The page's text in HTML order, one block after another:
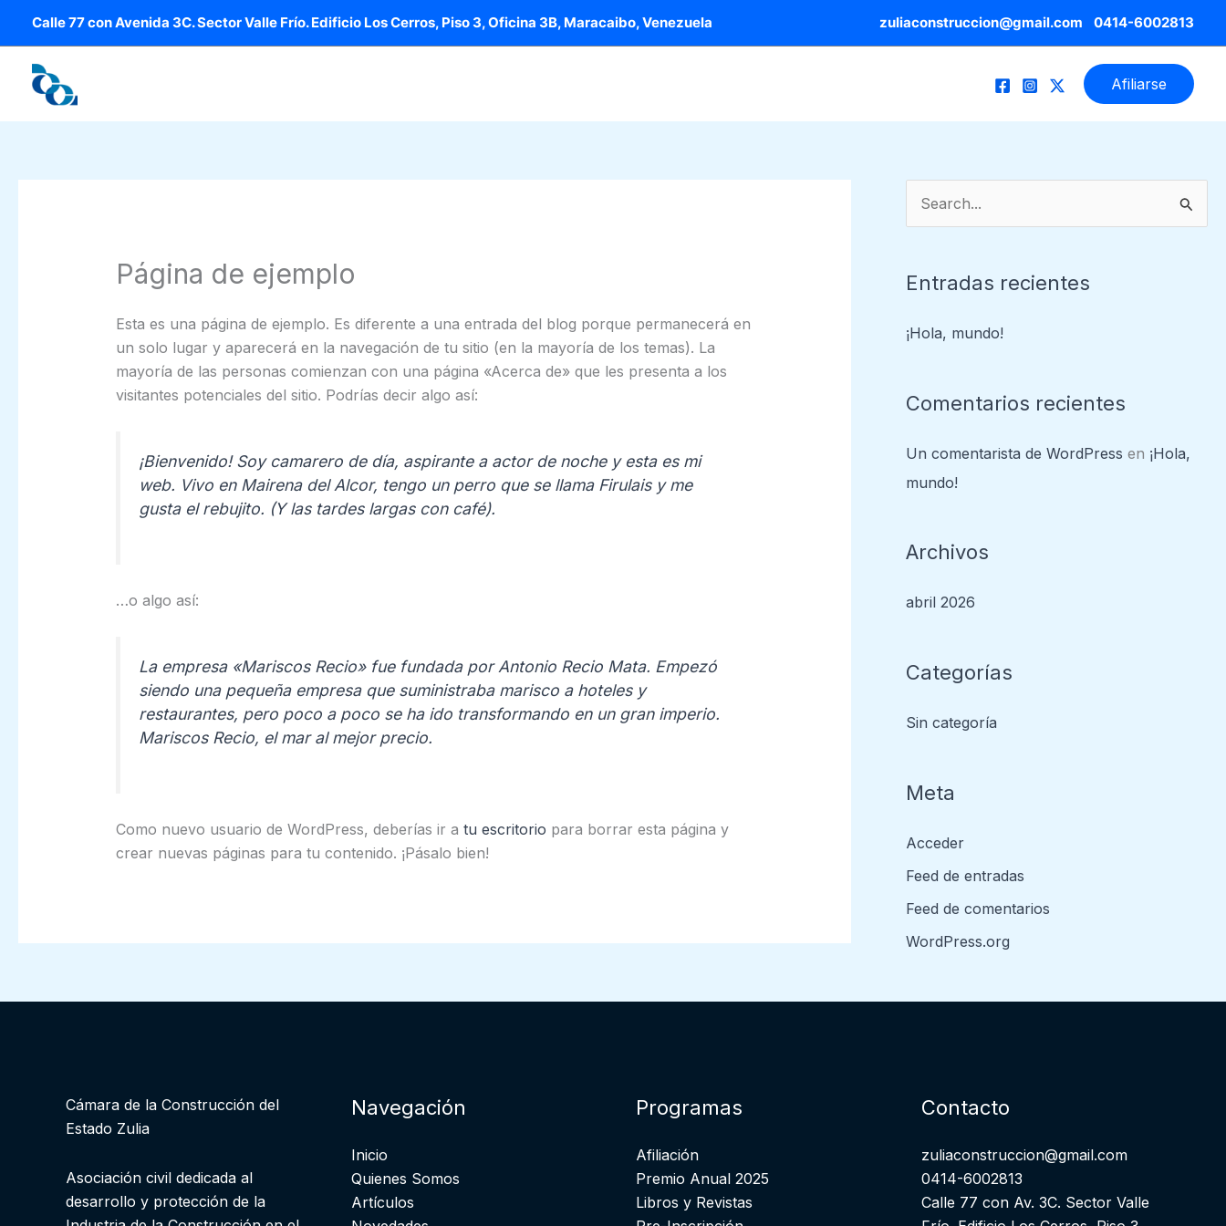
Calle 77 con Avenida 3C. Sector Valle Frío. Edificio Los Cerros, Piso 3, Oficina 3B, Maracaibo, Venezuela zuliaconstruccion@gmail.com 0414-6002813
Afiliarse
Página de ejemplo
Esta es una página de ejemplo. Es diferente a una entrada del blog porque permanecerá en
un solo lugar y aparecerá en la navegación de tu sitio (en la mayoría de los temas). La
mayoría de las personas comienzan con una página «Acerca de» que les presenta a los
visitantes potenciales del sitio. Podrías decir algo así:
¡Bienvenido! Soy camarero de día, aspirante a actor de noche y esta es mi
web. Vivo en Mairena del Alcor, tengo un perro que se llama Firulais y me
gusta el rebujito. (Y las tardes largas con café).
…o algo así:
La empresa «Mariscos Recio» fue fundada por Antonio Recio Mata. Empezó
siendo una pequeña empresa que suministraba marisco a hoteles y
restaurantes, pero poco a poco se ha ido transformando en un gran imperio.
Mariscos Recio, el mar al mejor precio.
Como nuevo usuario de WordPress, deberías ir a tu escritorio para borrar esta página y
crear nuevas páginas para tu contenido. ¡Pásalo bien!
c
a
Entradas recientes
¡Hola, mundo!
Comentarios recientes
Un comentarista de WordPress en ¡Hola,
mundo!
Archivos
abril 2026
Categorías
Sin categoría
Meta
Acceder
Feed de entradas
Feed de comentarios
WordPress.org
Cámara de la Construcción del
Estado Zulia
Asociación civil dedicada al
desarrollo y protección de la
Navegación
Inicio
Quienes Somos
Artículos
Programas
Afiliación
Premio Anual 2025
Libros y Revistas
Contacto
zuliaconstruccion@gmail.com
0414-6002813
Calle 77 con Av. 3C. Sector Valle